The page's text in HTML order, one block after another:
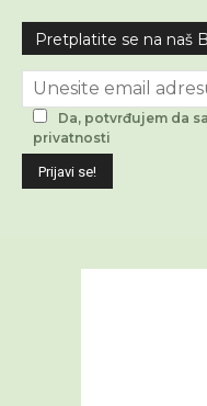
Pretplatite se na naš
Da, potvrđujem da
privatnosti